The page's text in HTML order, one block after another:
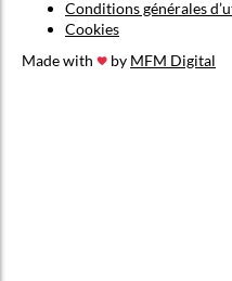
Conditions générales
Cookies
Made with
by MFM Digital